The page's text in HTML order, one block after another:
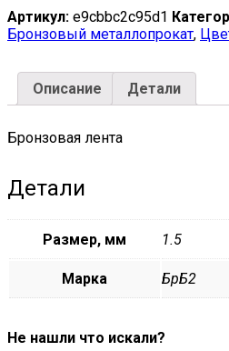
х/
к,
мягкая
Артикул: e9cbbc2c95d1
Бронзовый металлопрокат,
Описание Детали
Бронзовая лента
Детали
Размер, мм 1.5
Марка БрБ2
Не нашли что искали?